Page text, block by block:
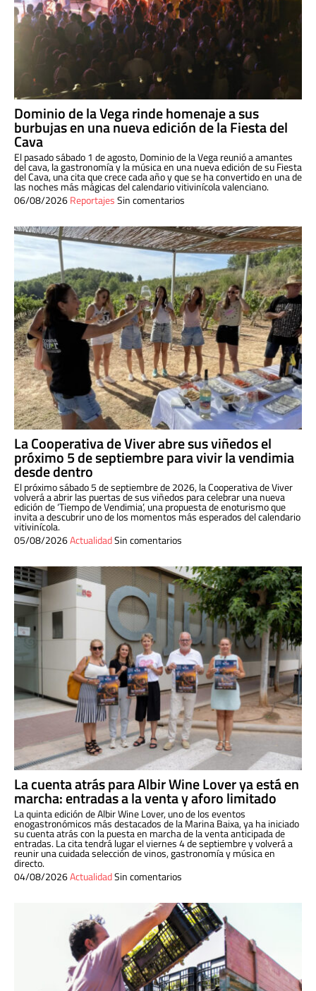
Dominio de la Vega rinde homenaje a sus
burbujas en una nueva edición de la Fiesta del
Cava
El pasado sábado 1 de agosto, Dominio de la Vega reunió a amantes
del cava, la gastronomía y la música en una nueva edición de su Fiesta
del Cava, una cita que crece cada año y que se ha convertido en una de
las noches más mágicas del calendario vitivinícola valenciano.
06/08/2026ReportajesSin comentarios
La Cooperativa de Viver abre sus viñedos el
próximo 5 de septiembre para vivir la vendimia
desde dentro
El próximo sábado 5 de septiembre de 2026, la Cooperativa de Viver
volverá a abrir las puertas de sus viñedos para celebrar una nueva
edición de ‘Tiempo de Vendimia’, una propuesta de enoturismo que
invita a descubrir uno de los momentos más esperados del calendario
vitivinícola.
05/08/2026ActualidadSin comentarios
La cuenta atrás para Albir Wine Lover ya está en
marcha: entradas a la venta y aforo limitado
La quinta edición de Albir Wine Lover, uno de los eventos
enogastronómicos más destacados de la Marina Baixa, ya ha iniciado
su cuenta atrás con la puesta en marcha de la venta anticipada de
entradas. La cita tendrá lugar el viernes 4 de septiembre y volverá a
reunir una cuidada selección de vinos, gastronomía y música en
directo.
04/08/2026ActualidadSin comentarios